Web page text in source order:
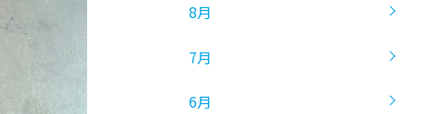
8月
7月
6月